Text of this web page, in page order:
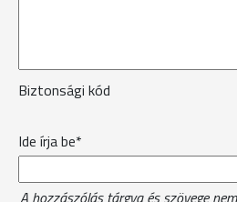
Biztonsági kód
Ide írja be*
A hozzászólás tárgya és szövege